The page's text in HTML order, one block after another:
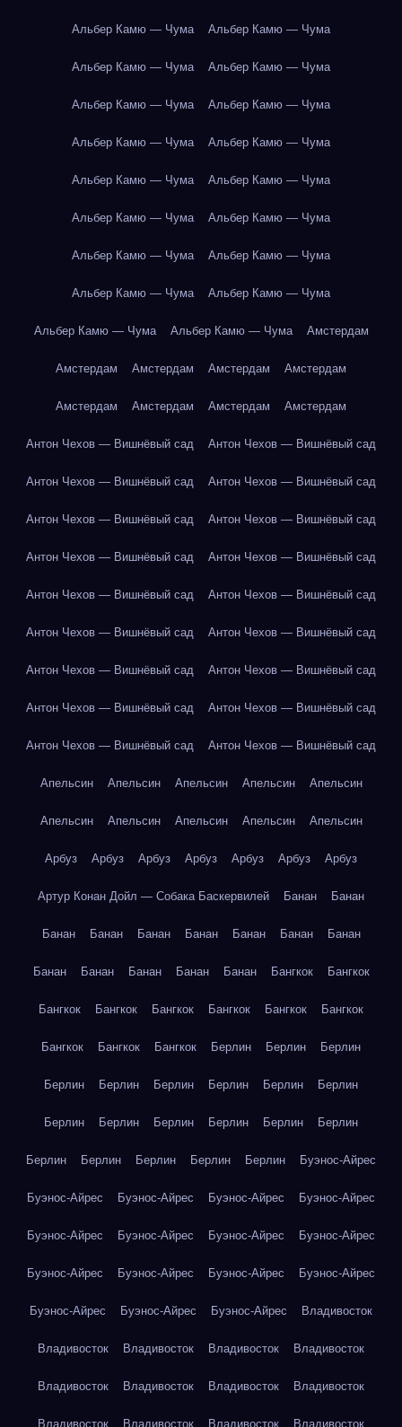
Альбер Камю — Чума Альбер Камю — Чума
Альбер Камю — Чума Альбер Камю — Чума
Альбер Камю — Чума Альбер Камю — Чума
Альбер Камю — Чума Альбер Камю — Чума
Альбер Камю — Чума Альбер Камю — Чума
Альбер Камю — Чума Альбер Камю — Чума
Альбер Камю — Чума Альбер Камю — Чума
Альбер Камю — Чума Альбер Камю — Чума
Альбер Камю — Чума Альбер Камю — Чума Амстердам
Амстердам Амстердам Амстердам Амстердам
Амстердам Амстердам Амстердам Амстердам
Антон Чехов — Вишнёвый сад Антон Чехов — Вишнёвый сад
Антон Чехов — Вишнёвый сад Антон Чехов — Вишнёвый сад
Антон Чехов — Вишнёвый сад Антон Чехов — Вишнёвый сад
Антон Чехов — Вишнёвый сад Антон Чехов — Вишнёвый сад
Антон Чехов — Вишнёвый сад Антон Чехов — Вишнёвый сад
Антон Чехов — Вишнёвый сад Антон Чехов — Вишнёвый сад
Антон Чехов — Вишнёвый сад Антон Чехов — Вишнёвый сад
Антон Чехов — Вишнёвый сад Антон Чехов — Вишнёвый сад
Антон Чехов — Вишнёвый сад Антон Чехов — Вишнёвый сад
Апельсин Апельсин Апельсин Апельсин Апельсин
Апельсин Апельсин Апельсин Апельсин Апельсин
Арбуз Арбуз Арбуз Арбуз Арбуз Арбуз Арбуз
Артур Конан Дойл — Собака Баскервилей Банан Банан
Банан Банан Банан Банан Банан Банан Банан
Банан Банан Банан Банан Банан Бангкок Бангкок
Бангкок Бангкок Бангкок Бангкок Бангкок Бангкок
Бангкок Бангкок Бангкок Берлин Берлин Берлин
Берлин Берлин Берлин Берлин Берлин Берлин
Берлин Берлин Берлин Берлин Берлин Берлин
Берлин Берлин Берлин Берлин Берлин Буэнос-Айрес
Буэнос-Айрес Буэнос-Айрес Буэнос-Айрес Буэнос-Айрес
Буэнос-Айрес Буэнос-Айрес Буэнос-Айрес Буэнос-Айрес
Буэнос-Айрес Буэнос-Айрес Буэнос-Айрес Буэнос-Айрес
Буэнос-Айрес Буэнос-Айрес Буэнос-Айрес Владивосток
Владивосток Владивосток Владивосток Владивосток
Владивосток Владивосток Владивосток Владивосток
Владивосток Владивосток Владивосток Владивосток